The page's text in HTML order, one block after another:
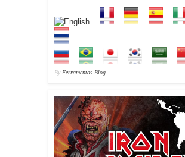
By Ferramentas Blog